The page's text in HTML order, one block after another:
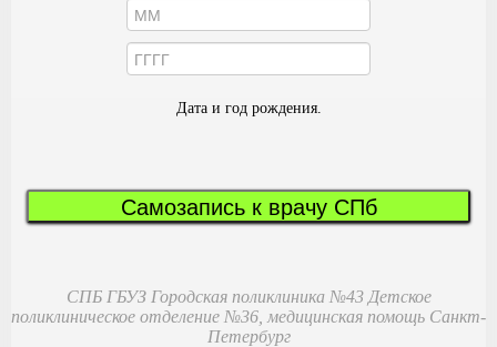
Дата и год рождения.
Самозапись к врачу СПб
СПБ ГБУЗ Городская поликлиника №43 Детское
поликлиническое отделение №36, медицинская помощь Санкт-
Петербург